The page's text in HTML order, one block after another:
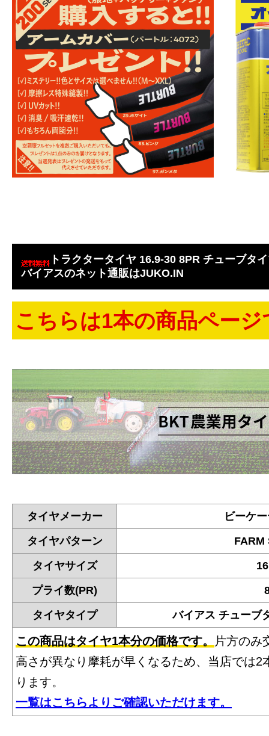
トラクタータイヤ 16.9-30 8PR チューブタ
バイアスのネット通販はJUKO.IN
こちらは1本の商品ページ
タイヤメーカー ビーケ
タイヤパターン FARM
タイヤサイズ
プライ数(PR)
タイヤタイプ バイアス チューブ
この商品はタイヤ1本分の価格です。
片方のみ
高さが異なり摩耗が早くなるため、当店では2
ります。
一覧はこちらよりご確認いただけます。